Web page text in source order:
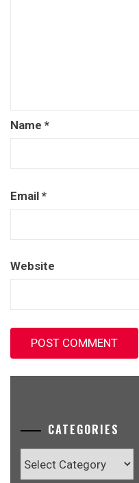
Name *
Email *
Website
CATEGORIES